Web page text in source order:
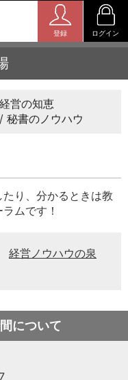
登録 ログイン
経営の知恵
秘書のノウハウ
り、分かるときは教
ムです！
経営ノウハウの泉
について